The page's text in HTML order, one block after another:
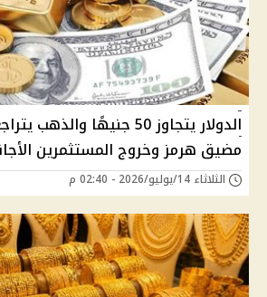
الدولار يتجاوز 50 جنيهًا
مضيق هرمز وخروج المستثمرين
الثلاثاء 14/يوليو/2026 - 02:40 م